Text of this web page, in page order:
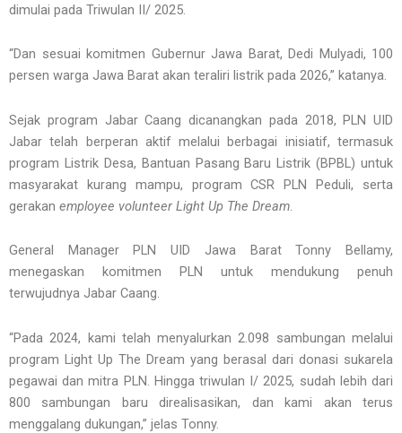
dimulai pada Triwulan II/ 2025.
“Dan sesuai komitmen Gubernur Jawa Barat, Dedi Mulyadi, 100
persen warga Jawa Barat akan teraliri listrik pada 2026,” katanya.
Sejak program Jabar Caang dicanangkan pada 2018, PLN UID
Jabar telah berperan aktif melalui berbagai inisiatif, termasuk
program Listrik Desa, Bantuan Pasang Baru Listrik (BPBL) untuk
masyarakat kurang mampu, program CSR PLN Peduli, serta
gerakan employee volunteer Light Up The Dream.
General Manager PLN UID Jawa Barat Tonny Bellamy,
menegaskan komitmen PLN untuk mendukung penuh
terwujudnya Jabar Caang.
“Pada 2024, kami telah menyalurkan 2.098 sambungan melalui
program Light Up The Dream yang berasal dari donasi sukarela
pegawai dan mitra PLN. Hingga triwulan I/ 2025, sudah lebih dari
800 sambungan baru direalisasikan, dan kami akan terus
menggalang dukungan,” jelas Tonny.